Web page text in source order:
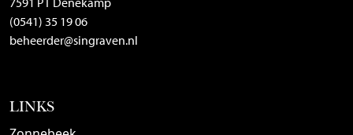
(0541) 35 19 06
beheerder@singraven.nl
LINKS